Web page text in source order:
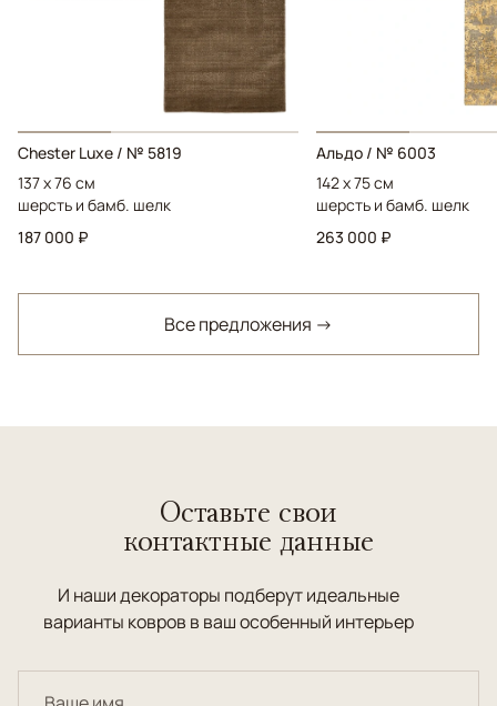
Chester Luxe / № 5819
137 x 76 см
шерсть и бамб. шелк
187 000 ₽
Альдо / № 6003
142 x 75 см
шерсть и бамб. шелк
263 000 ₽
Все предложения →
Оставьте свои
контактные данные
И наши декораторы подберут идеальные
варианты ковров в ваш особенный интерьер